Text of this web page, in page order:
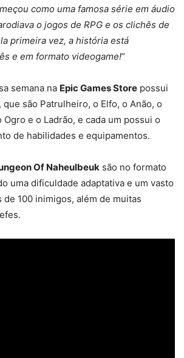
como uma famosa série em áudio
o jogos de RPG e os clichês de
primeira vez, a história está
e em formato videogame!“
semana na Epic Games Store possui
são Patrulheiro, o Elfo, o Anão, o
Ogro e o Ladrão, e cada um possui o
de habilidades e equipamentos.
Of Naheulbeuk são no formato
uma dificuldade adaptativa e um vasto
de 100 inimigos, além de muitas